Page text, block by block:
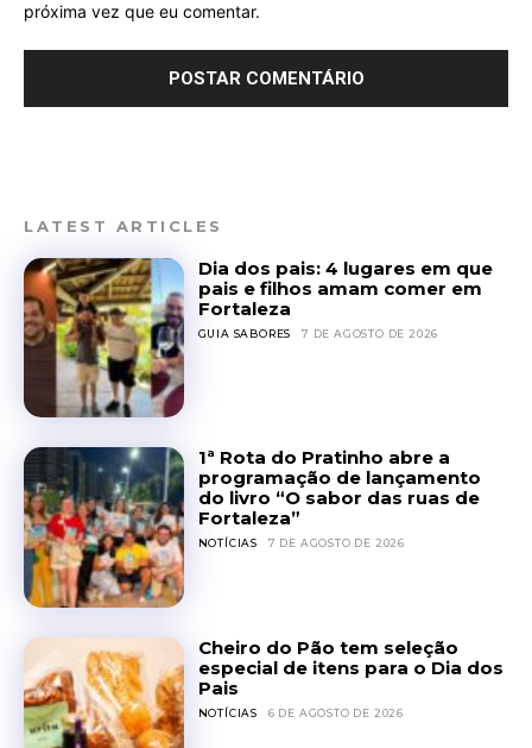
próxima vez que eu comentar.
LATEST ARTICLES
Dia dos pais: 4 lugares em que
pais e filhos amam comer em
Fortaleza
GUIA SABORES 7 DE AGOSTO DE 2026
1ª Rota do Pratinho abre a
programação de lançamento
do livro “O sabor das ruas de
Fortaleza”
NOTÍCIAS 7 DE AGOSTO DE 2026
Cheiro do Pão tem seleção
especial de itens para o Dia dos
Pais
NOTÍCIAS 6 DE AGOSTO DE 2026